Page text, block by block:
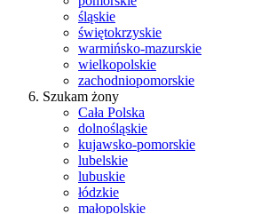
śląskie
świętokrzyskie
warmińsko-mazurskie
wielkopolskie
zachodniopomorskie
Szukam żony
Cała Polska
dolnośląskie
kujawsko-pomorskie
lubelskie
lubuskie
łódzkie
małopolskie